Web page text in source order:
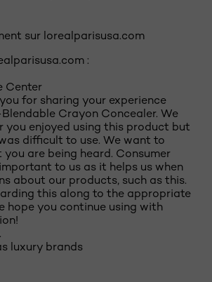
sur lorealparisusa.com
:
Center
for sharing your experience
Crayon Concealer. We
you enjoyed using this product but
difficult to use. We want to
are being heard. Consumer
to us as it helps us when
about our products, such as this.
this along to the appropriate
hope you continue using with
luxury brands